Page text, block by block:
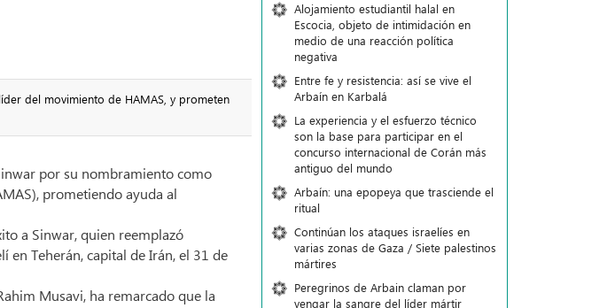
del movimiento de HAMAS, y prometen
por su nombramiento como
prometiendo ayuda al
a Sinwar, quien reemplazó
en Teherán, capital de Irán, el 31 de
Musavi, ha remarcado que la
Alojamiento estudiantil halal en
Escocia, objeto de intimidación en
medio de una reacción política
negativa
Entre fe y resistencia: así se vive el
Arbaín en Karbalá
La experiencia y el esfuerzo técnico
son la base para participar en el
concurso internacional de Corán más
antiguo del mundo
Arbaín: una epopeya que trasciende el
ritual
Continúan los ataques israelíes en
varias zonas de Gaza / Siete palestinos
mártires
Peregrinos de Arbain claman por
vengar la sangre del líder mártir